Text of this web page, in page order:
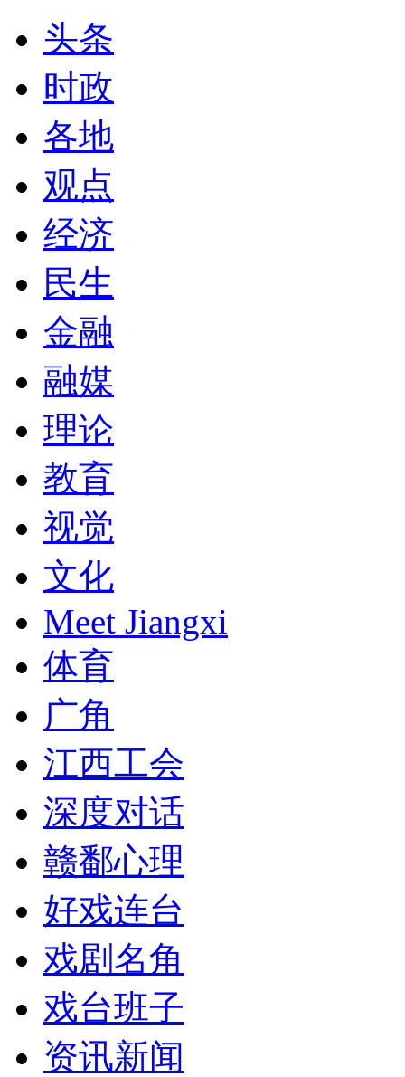
头条
时政
各地
观点
经济
民生
金融
融媒
理论
教育
视觉
文化
Meet Jiangxi
体育
广角
江西工会
深度对话
赣鄱心理
好戏连台
戏剧名角
戏台班子
资讯新闻